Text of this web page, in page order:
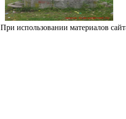
При использовании материалов